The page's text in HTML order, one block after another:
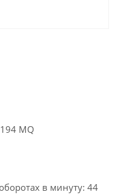
MQ
в минуту: 44